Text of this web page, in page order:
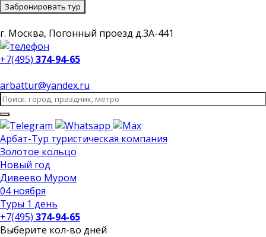
Забронировать тур
г. Москва, Погонный проезд д.3А-441
+7(495) 374-94-65
arbattur@yandex.ru
Арбат-Тур туристическая компания
Золотое кольцо
Новый год
Дивеево Муром
04 ноября
Туры 1 день
+7(495) 374-94-65
Выберите кол-во дней